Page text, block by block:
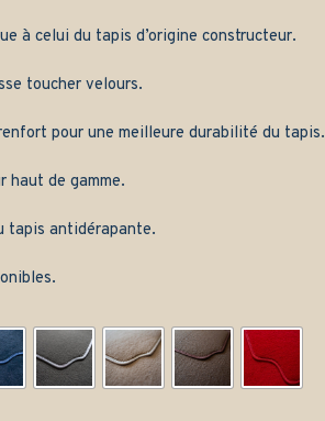
à celui du tapis d’origine constructeur.
toucher velours.
pour une meilleure durabilité du tapis.
haut de gamme.
tapis antidérapante.